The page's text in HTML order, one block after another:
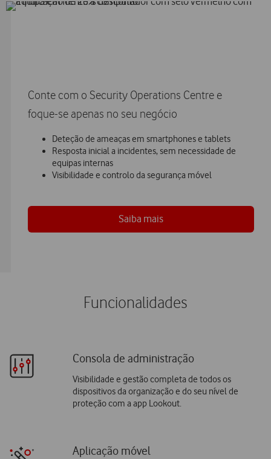
Conte com o Security Operations Centre e
foque-se apenas no seu negócio
Deteção de ameaças em smartphones e tablets
Resposta inicial a incidentes, sem necessidade de
equipas internas
Visibilidade e controlo da segurança móvel
Saiba mais
Funcionalidades
Consola de administração
Visibilidade e gestão completa de todos os
dispositivos da organização e do seu nível de
proteção com a app Lookout.
Aplicação móvel